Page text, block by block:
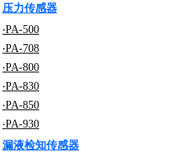
压力传感器
‧PA-500
‧PA-708
‧PA-800
‧PA-830
‧PA-850
‧PA-930
漏液检知传感器